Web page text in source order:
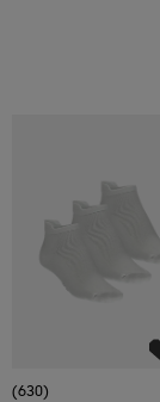
(630)